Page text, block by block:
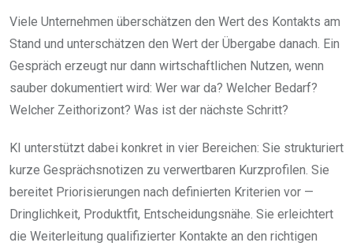
Viele Unternehmen überschätzen den Wert des Kontakts am
Stand und unterschätzen den Wert der Übergabe danach. Ein
Gespräch erzeugt nur dann wirtschaftlichen Nutzen, wenn
sauber dokumentiert wird: Wer war da? Welcher Bedarf?
Welcher Zeithorizont? Was ist der nächste Schritt?
KI unterstützt dabei konkret in vier Bereichen: Sie strukturiert
kurze Gesprächsnotizen zu verwertbaren Kurzprofilen. Sie
bereitet Priorisierungen nach definierten Kriterien vor —
Dringlichkeit, Produktfit, Entscheidungsnähe. Sie erleichtert
die Weiterleitung qualifizierter Kontakte an den richtigen